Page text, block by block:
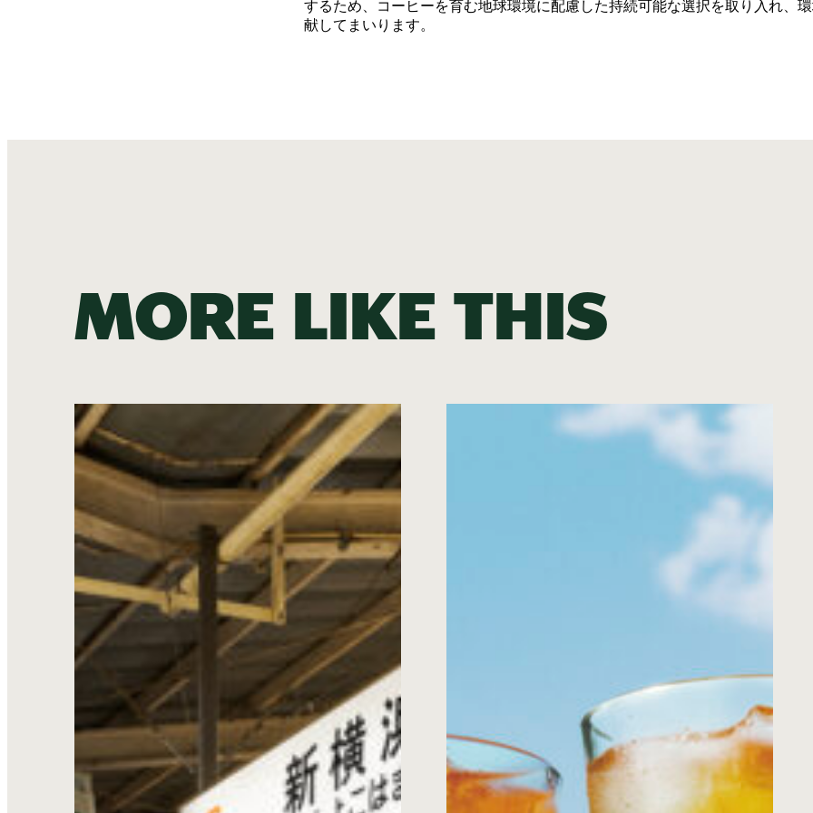
するため、コーヒーを育む地球環境に配慮した持続可能な選択を取り入れ、
献してまいります。
More like this